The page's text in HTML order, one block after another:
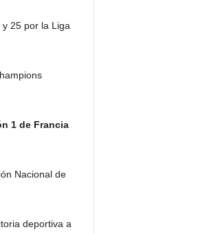
25 por la Liga
1 de Francia
Nacional de
deportiva a